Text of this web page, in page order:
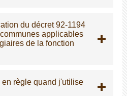
du décret 92-1194
applicables
de la fonction
en règle quand j'utilise